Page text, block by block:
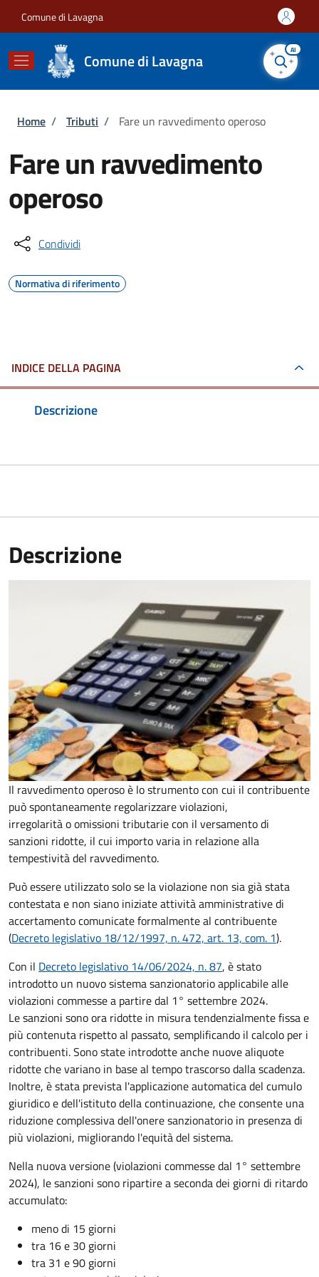
Comune di Lavagna
Comune di Lavagna
AI
Briciole di pane
Home / Tributi / Fare un ravvedimento operoso
Fare un ravvedimento
operoso
Condividi
Normativa di riferimento
INDICE DELLA PAGINA
Descrizione
Descrizione
Il ravvedimento operoso è lo strumento con cui il contribuente
può spontaneamente regolarizzare violazioni,
irregolarità o omissioni tributarie con il versamento di
sanzioni ridotte, il cui importo varia in relazione alla
tempestività del ravvedimento.
Può essere utilizzato solo se la violazione non sia già stata
contestata e non siano iniziate attività amministrative di
accertamento comunicate formalmente al contribuente
(Decreto legislativo 18/12/1997, n. 472, art. 13, com. 1).
Con il Decreto legislativo 14/06/2024, n. 87, è stato
introdotto un nuovo sistema sanzionatorio applicabile alle
violazioni commesse a partire dal 1° settembre 2024.
Le sanzioni sono ora ridotte in misura tendenzialmente fissa e
più contenuta rispetto al passato, semplificando il calcolo per i
contribuenti. Sono state introdotte anche nuove aliquote
ridotte che variano in base al tempo trascorso dalla scadenza.
Inoltre, è stata prevista l'applicazione automatica del cumulo
giuridico e dell'istituto della continuazione, che consente una
riduzione complessiva dell'onere sanzionatorio in presenza di
più violazioni, migliorando l'equità del sistema.
Nella nuova versione (violazioni commesse dal 1° settembre
2024), le sanzioni sono ripartire a seconda dei giorni di ritardo
accumulato:
meno di 15 giorni
tra 16 e 30 giorni
tra 31 e 90 giorni